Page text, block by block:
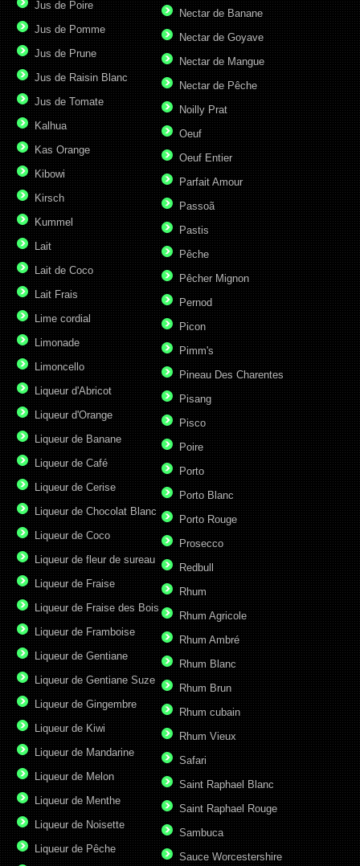
Jus de Poire
Jus de Pomme
Jus de Prune
Jus de Raisin Blanc
Jus de Tomate
Kalhua
Kas Orange
Kibowi
Kirsch
Kummel
Lait
Lait de Coco
Lait Frais
Lime cordial
Limonade
Limoncello
Liqueur d'Abricot
Liqueur d'Orange
Liqueur de Banane
Liqueur de Café
Liqueur de Cerise
Liqueur de Chocolat Blanc
Liqueur de Coco
Liqueur de fleur de sureau
Liqueur de Fraise
Liqueur de Fraise des Bois
Liqueur de Framboise
Liqueur de Gentiane
Liqueur de Gentiane Suze
Liqueur de Gingembre
Liqueur de Kiwi
Liqueur de Mandarine
Liqueur de Melon
Liqueur de Menthe
Liqueur de Noisette
Liqueur de Pêche
Nectar de Banane
Nectar de Goyave
Nectar de Mangue
Nectar de Pêche
Noilly Prat
Oeuf
Oeuf Entier
Parfait Amour
Passoã
Pastis
Pêche
Pêcher Mignon
Pernod
Picon
Pimm's
Pineau Des Charentes
Pisang
Pisco
Poire
Porto
Porto Blanc
Porto Rouge
Prosecco
Redbull
Rhum
Rhum Agricole
Rhum Ambré
Rhum Blanc
Rhum Brun
Rhum cubain
Rhum Vieux
Safari
Saint Raphael Blanc
Saint Raphael Rouge
Sambuca
Sauce Worcestershire